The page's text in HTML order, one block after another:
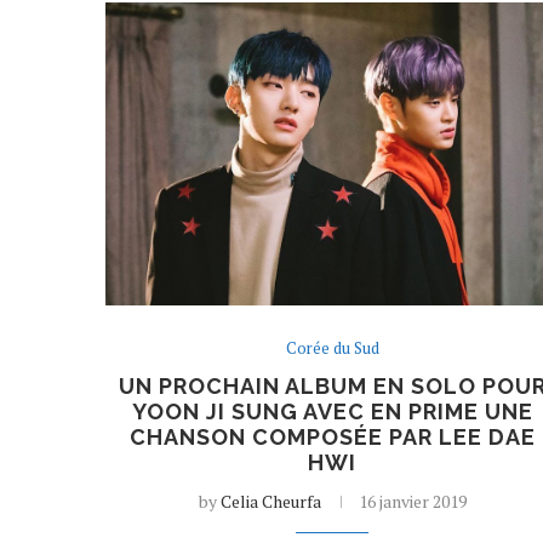
Corée du Sud
UN PROCHAIN ALBUM EN SOLO
YOON JI SUNG AVEC EN PRIME UNE
CHANSON COMPOSÉE PAR LEE DAE
HWI
byCelia Cheurfa 16 janvier 2019